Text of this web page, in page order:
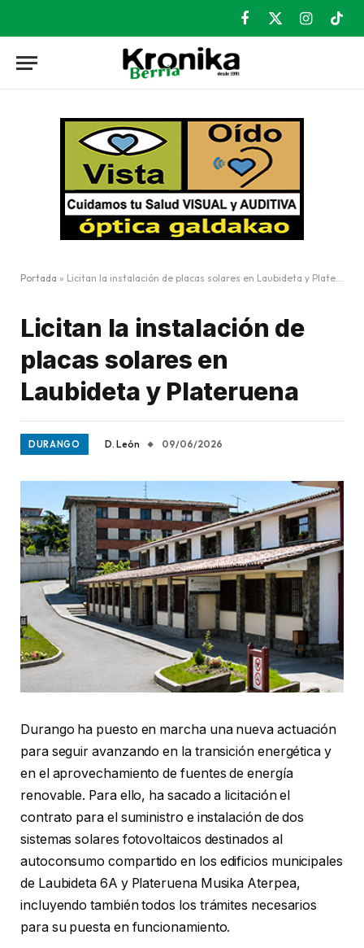
Facebook
X
Instagram
Portada » Licitan la instalación de placas solares en Laubideta y Plateruena
Licitan la instalación de
placas solares en
Laubideta y Plateruena
DURANGO D. León 09/06/2026
Durango ha puesto en marcha una nueva actuación
para seguir avanzando en la transición energética y
en el aprovechamiento de fuentes de energía
renovable. Para ello, ha sacado a licitación el
contrato para el suministro e instalación de dos
sistemas solares fotovoltaicos destinados al
autoconsumo compartido en los edificios municipales
de Laubideta 6A y Plateruena Musika Aterpea,
incluyendo también todos los trámites necesarios
para su puesta en funcionamiento.